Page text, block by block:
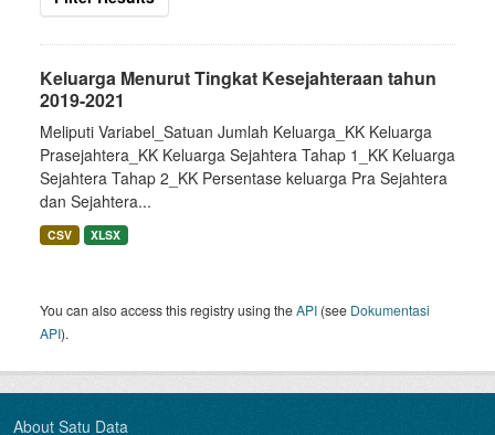
Keluarga Menurut Tingkat Kesejahteraan tahun
2019-2021
Meliputi Variabel_Satuan Jumlah Keluarga_KK Keluarga
Prasejahtera_KK Keluarga Sejahtera Tahap 1_KK Keluarga
Sejahtera Tahap 2_KK Persentase keluarga Pra Sejahtera
dan Sejahtera...
CSV XLSX
You can also access this registry using theAPI (see Dokumentasi
API).
About Satu Data